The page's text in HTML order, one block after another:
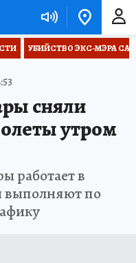
УБИЙСТВО ЭКС-МЭРА
сняли
утром
работает в
по